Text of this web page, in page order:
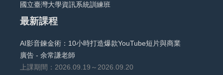
國立臺灣大學資訊系統訓練班
最新課程
AI影音鍊金術：10小時打造爆款YouTube短片與商業
廣告 - 余常謙老師
上課期間：2026.09.19～2026.09.20